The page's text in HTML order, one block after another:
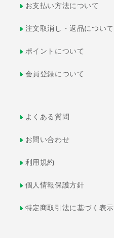
お支払い方法について
注文取消し・返品について
ポイントについて
会員登録について
よくある質問
お問い合わせ
利用規約
個人情報保護方針
特定商取引法に基づく表示